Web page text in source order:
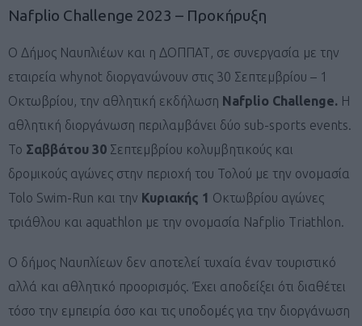
Nafplio Challenge 2023 – Προκήρυξη
Ο Δήμος Ναυπλιέων και η ΔΟΠΠΑΤ, σε συνεργασία με την
εταιρεία whynot διοργανώνουν στις 30 Σεπτεμβρίου – 1
Οκτωβρίου, την αθλητική εκδήλωση Nafplio Challenge. Η
αθλητική διοργάνωση περιλαμβάνει δύο sub-sports events.
Το Σαββάτου 30 Σεπτεμβρίου κολυμβητικούς και
δρομικούς αγώνες στην περιοχή του Τολού με την ονομασία
Tolo Swim-Run και την Κυριακής 1 Οκτωβρίου αγώνες
τριάθλου και aquathlon με την ονομασία Nafplio Triathlon.
Ο δήμος Ναυπλίεων δεν αποτελεί τυχαία έναν τουριστικό
αλλά και αθλητικό προορισμός. Έχει αποδείξει ότι διαθέτει
τόσο την εμπειρία όσο και τις υποδομές για την διοργάνωση